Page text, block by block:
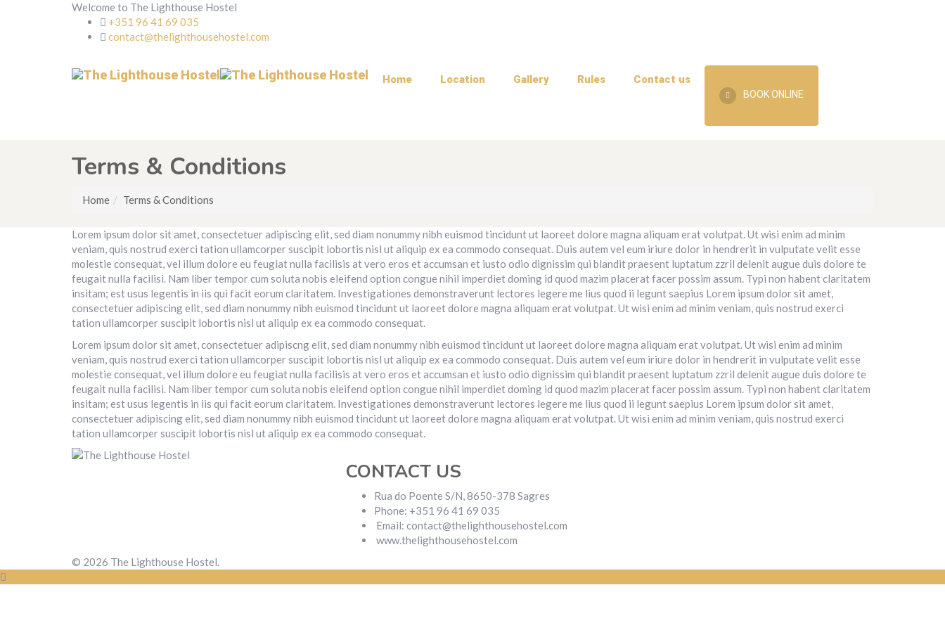
Welcome to The Lighthouse Hostel
+351 96 41 69 035
contact@thelighthousehostel.com
Home Location Gallery Rules Contact us
BOOK ONLINE
Terms & Conditions
Home Terms & Conditions
Lorem ipsum dolor sit amet, consectetuer adipiscing elit, sed diam nonummy nibh euismod tincidunt ut laoreet dolore magna aliquam erat volutpat. Ut wisi enim ad minim
veniam, quis nostrud exerci tation ullamcorper suscipit lobortis nisl ut aliquip ex ea commodo consequat. Duis autem vel eum iriure dolor in hendrerit in vulputate velit esse
molestie consequat, vel illum dolore eu feugiat nulla facilisis at vero eros et accumsan et iusto odio dignissim qui blandit praesent luptatum zzril delenit augue duis dolore te
feugait nulla facilisi. Nam liber tempor cum soluta nobis eleifend option congue nihil imperdiet doming id quod mazim placerat facer possim assum. Typi non habent claritatem
insitam; est usus legentis in iis qui facit eorum claritatem. Investigationes demonstraverunt lectores legere me lius quod ii legunt saepius Lorem ipsum dolor sit amet,
consectetuer adipiscing elit, sed diam nonummy nibh euismod tincidunt ut laoreet dolore magna aliquam erat volutpat. Ut wisi enim ad minim veniam, quis nostrud exerci
tation ullamcorper suscipit lobortis nisl ut aliquip ex ea commodo consequat.
Lorem ipsum dolor sit amet, consectetuer adipiscng elit, sed diam nonummy nibh euismod tincidunt ut laoreet dolore magna aliquam erat volutpat. Ut wisi enim ad minim
veniam, quis nostrud exerci tation ullamcorper suscipit lobortis nisl ut aliquip ex ea commodo consequat. Duis autem vel eum iriure dolor in hendrerit in vulputate velit esse
molestie consequat, vel illum dolore eu feugiat nulla facilisis at vero eros et accumsan et iusto odio dignissim qui blandit praesent luptatum zzril delenit augue duis dolore te
feugait nulla facilisi. Nam liber tempor cum soluta nobis eleifend option congue nihil imperdiet doming id quod mazim placerat facer possim assum. Typi non habent claritatem
insitam; est usus legentis in iis qui facit eorum claritatem. Investigationes demonstraverunt lectores legere me lius quod ii legunt saepius Lorem ipsum dolor sit amet,
consectetuer adipiscing elit, sed diam nonummy nibh euismod tincidunt ut laoreet dolore magna aliquam erat volutpat. Ut wisi enim ad minim veniam, quis nostrud exerci
tation ullamcorper suscipit lobortis nisl ut aliquip ex ea commodo consequat.
CONTACT US
Rua do Poente S/N, 8650-378 Sagres
Phone: +351 96 41 69 035
Email: contact@thelighthousehostel.com
www.thelighthousehostel.com
© 2026 The Lighthouse Hostel.